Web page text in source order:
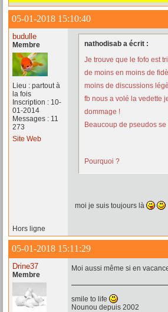
05-01-2018 15:10:40
budulle
Membre
Lieu : partout à
la fois
Inscription : 10-
01-2014
Messages : 11
273
Site Web
nathodisab a écrit :
Je trouve que le fofo est
de moins en moins de
moins de discussions
fb nous a volé la vedette
dommage !
Beaucoup de pseudos se
Pourquoi ?
moi je suis toujours là
Hors ligne
05-01-2018 15:11:29
Drine37
Membre
Moi aussi même si en
smile to life
Nounou depuis 2002